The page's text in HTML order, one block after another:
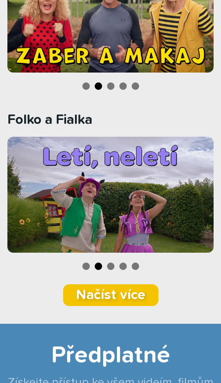
Folko a Fialka
Načíst více
Předplatné